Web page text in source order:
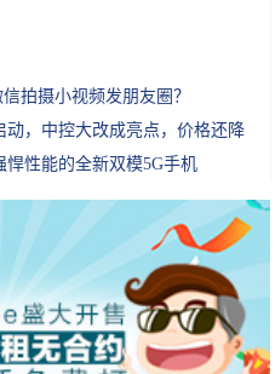
拍摄小视频发朋友圈？
，中控大改成亮点，价格还降
性能的全新双模5G手机